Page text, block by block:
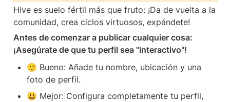
Hive es suelo fértil más que fruto: ¡Da de vuelta a la
comunidad, crea ciclos virtuosos, expándete!
Antes de comenzar a publicar cualquier cosa:
¡Asegúrate de que tu perfil sea "interactivo"!
🙂 Bueno: Añade tu nombre, ubicación y una
foto de perfil.
😃 Mejor: Configura completamente tu perfil,